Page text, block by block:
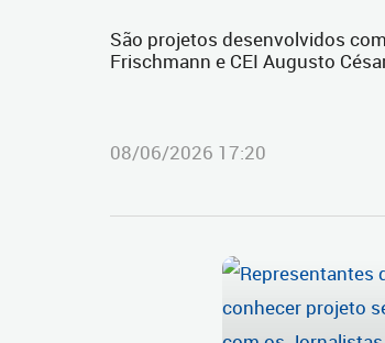
São projetos desenvolvidos
Frischmann e CEI Augusto
08/06/2026 17:20